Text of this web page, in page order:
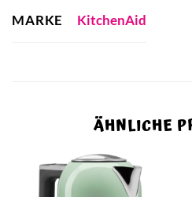
MARKE KitchenAid
ÄHNLICHE